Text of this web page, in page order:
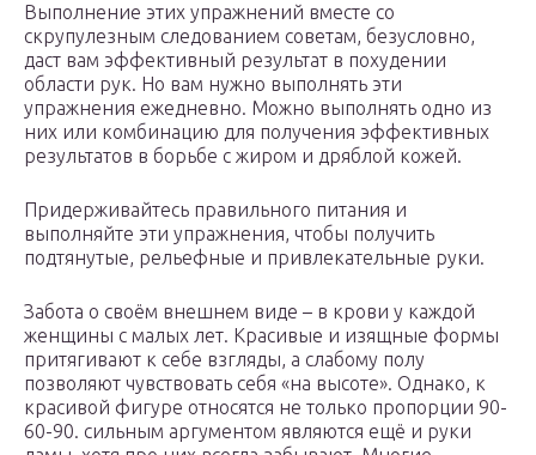
Выполнение этих упражнений вместе со
скрупулезным следованием советам, безусловно,
даст вам эффективный результат в похудении
области рук. Но вам нужно выполнять эти
упражнения ежедневно. Можно выполнять одно из
них или комбинацию для получения эффективных
результатов в борьбе с жиром и дряблой кожей.
Придерживайтесь правильного питания и
выполняйте эти упражнения, чтобы получить
подтянутые, рельефные и привлекательные руки.
Забота о своём внешнем виде – в крови у каждой
женщины с малых лет. Красивые и изящные формы
притягивают к себе взгляды, а слабому полу
позволяют чувствовать себя «на высоте». Однако, к
красивой фигуре относятся не только пропорции 90-
60-90. сильным аргументом являются ещё и руки